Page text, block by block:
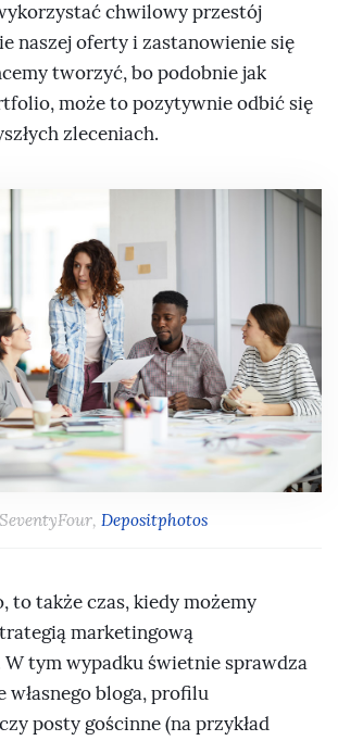
chwilowy przestój
naszej oferty i zastanowienie się
tworzyć, bo podobnie jak
może to pozytywnie odbić się
zleceniach.
Depositphotos
to także czas, kiedy możemy
marketingową
tym wypadku świetnie sprawdza
własnego bloga, profilu
posty gościnne (na przykład